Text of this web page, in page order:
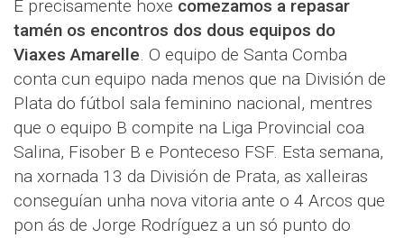
E precisamente hoxe comezamos a repasar
tamén os encontros dos dous equipos do
Viaxes Amarelle. O equipo de Santa Comba
conta cun equipo nada menos que na División de
Plata do fútbol sala feminino nacional, mentres
que o equipo B compite na Liga Provincial coa
Salina, Fisober B e Ponteceso FSF. Esta semana,
na xornada 13 da División de Prata, as xalleiras
conseguían unha nova vitoria ante o 4 Arcos que
pon ás de Jorge Rodríguez a un só punto do